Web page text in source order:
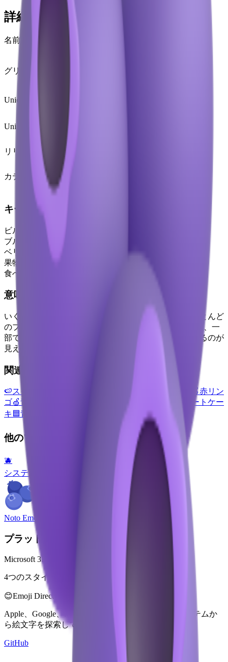
詳細
名前
グリフ
Unicode
1FAD0
Unicodeバージョン
Unicode 13.0
リリースバージョン
Emoji 13.0
(2020)
カテゴリ
食べ物と飲み物
キーワード
ビルベリー
ブルーベリー
ベリー
果物
食べ物
意味
いくつかの熟したブルーベリーが集まっています。ほとんど
のプラットフォームでは3つのブルーベリーが表示され、一
部ではブルーベリーの後ろから小さな緑の葉が出ているのが
見えます。
関連する絵文字
🍉スイカ 🍎赤リン
ゴ🍏青リンゴ
ショートケー
キ 🟦青い四角
他のプラットフォーム
🫐
システム絵文字
Noto Emoji
プラットフォーム
Microsoft 3D Fluent Emoji
4つのスタイルで利用可能
😊Emoji Directory
Apple、Google、Microsoftなどの複数のデザインシステムか
ら絵文字を探索してダウンロード — すべてここに。
GitHub